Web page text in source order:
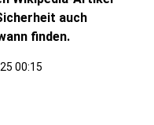
auch
finden.
00:15